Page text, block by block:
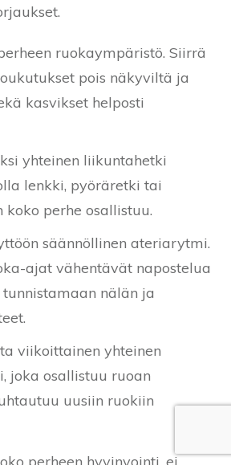
ruokaympäristö. Siirrä
pois näkyviltä ja
kasvikset helposti
yhteinen liikuntahetki
lenkki, pyöräretki tai
koko perhe osallistuu.
säännöllinen ateriarytmi.
ajat vähentävät napostelua
nälän ja
viikoittainen yhteinen
joka osallistuu ruoan
uusiin ruokiin